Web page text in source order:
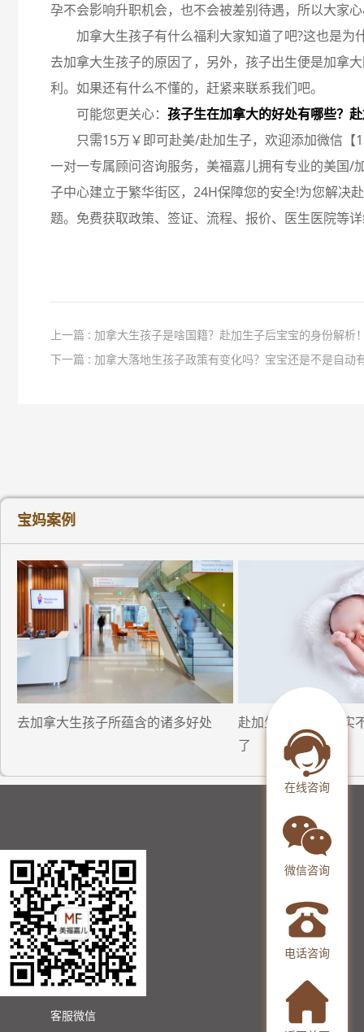
孕不会影响升职机会，也不会被差别待遇，所以大家
加拿大生孩子有什么福利大家知道了吧?这也是为
去加拿大生孩子的原因了，另外，孩子出生便是加拿
利。如果还有什么不懂的，赶紧来联系我们吧。
可能您更关心： 孩子生在加拿大的好处有哪些？
只需15万￥即可赴美/赴加生子，欢迎添加微信【
一对一专属顾问咨询服务，美福嘉儿拥有专业的美国/
子中心建立于繁华街区，24H保障您的安全!为您解决
题。免费获取政策、签证、流程、报价、医生医院等
上一篇 : 加拿大生孩子是啥国籍？赴加生子后宝宝的身份解析
下一篇 : 加拿大落地生孩子政策有变化吗？宝宝还是不是自动
宝妈案例
去加拿大生孩子所蕴含的诸多好处
赴加生子入境：其实
了
在线咨询
微信咨询
电话咨询
客服微信